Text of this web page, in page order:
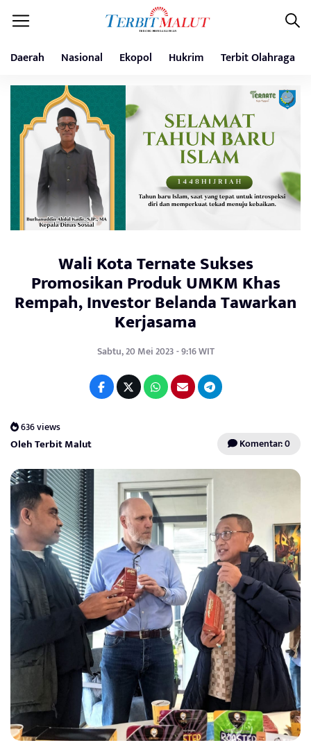
Daerah Nasional Ekopol Hukrim Terbit Olahraga
Wali Kota Ternate Sukses
Promosikan Produk UMKM Khas
Rempah, Investor Belanda Tawarkan
Kerjasama
Sabtu, 20 Mei 2023 - 9:16 WIT
636 views
Oleh Terbit Malut Komentar: 0